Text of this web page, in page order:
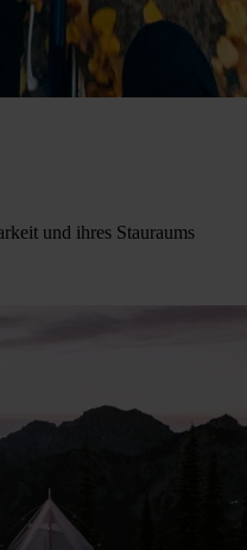
und ihres Stauraums